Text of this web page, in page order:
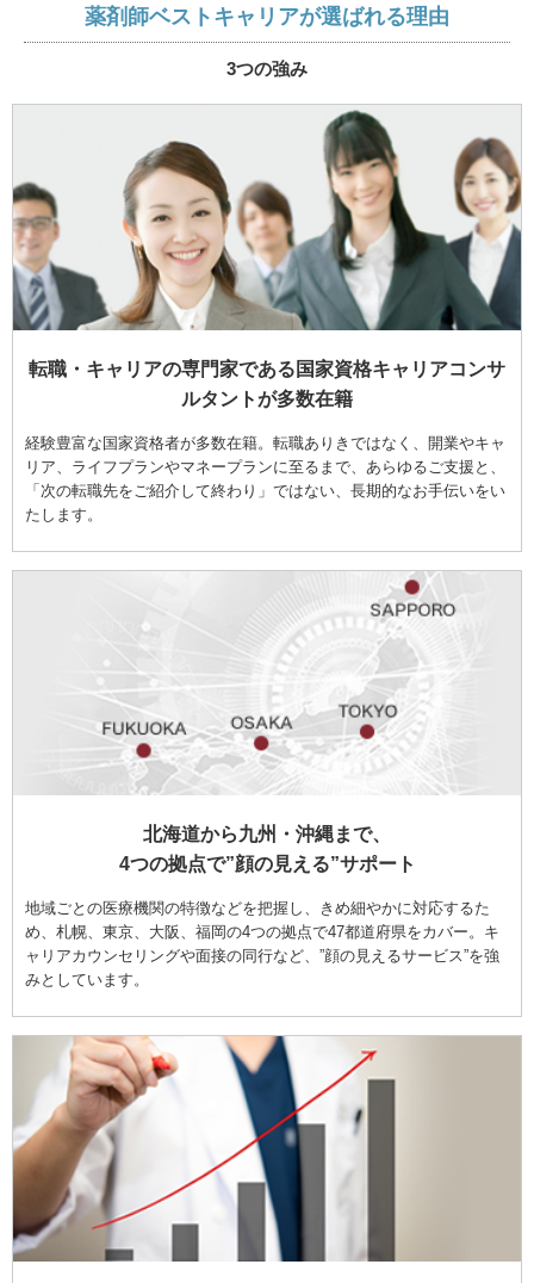
薬剤師ベストキャリアが選ばれる理由
3つの強み
転職・キャリアの専門家である国家資格キャリアコンサ
ルタントが多数在籍
経験豊富な国家資格者が多数在籍。転職ありきではなく、開業やキャ
リア、ライフプランやマネープランに至るまで、あらゆるご支援と、
「次の転職先をご紹介して終わり」ではない、長期的なお手伝いをい
たします。
北海道から九州・沖縄まで、
4つの拠点で”顔の見える”サポート
地域ごとの医療機関の特徴などを把握し、きめ細やかに対応するた
め、札幌、東京、大阪、福岡の4つの拠点で47都道府県をカバー。キ
ャリアカウンセリングや面接の同行など、”顔の見えるサービス”を強
みとしています。